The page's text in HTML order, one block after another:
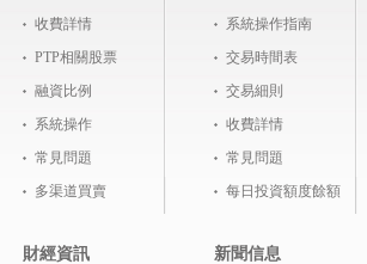
收費詳情
PTP相關股票
融資比例
系統操作
常見問題
多渠道買賣
財經資訊
系統操作指南
交易時間表
交易細則
收費詳情
常見問題
每日投資額度餘額
新聞信息